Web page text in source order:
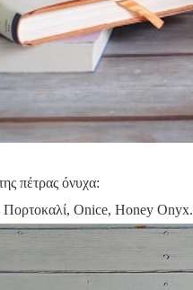
πέτρας όνυχα:
Onice, Honey Onyx.